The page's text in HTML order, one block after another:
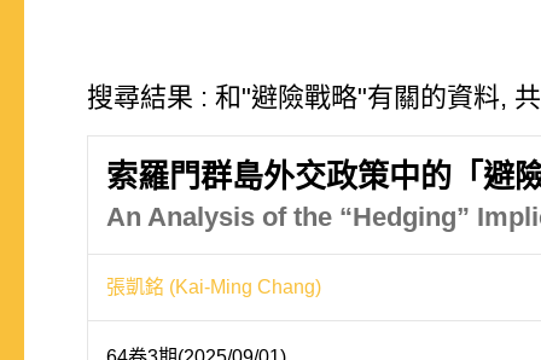
搜尋結果 : 和"避險戰略"有關的資料,
索羅門群島外交政策中的「避
An Analysis of the “Hedging”
張凱銘 (Kai-Ming Chang)